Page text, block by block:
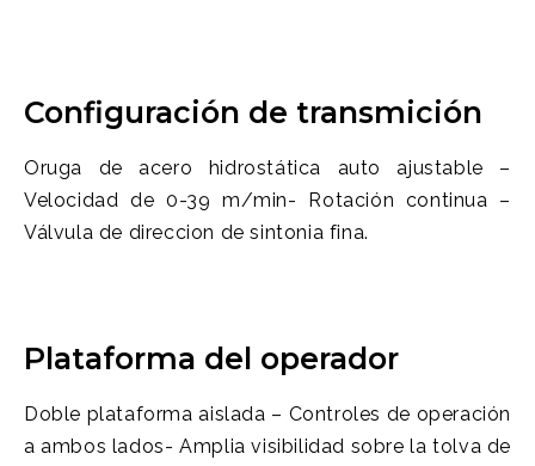
Configuración de transmición
Oruga de acero hidrostática auto ajustable –
Velocidad de 0-39 m/min- Rotación continua –
Válvula de direccion de sintonia fina.
Plataforma del operador
Doble plataforma aislada – Controles de operación
a ambos lados- Amplia visibilidad sobre la tolva de